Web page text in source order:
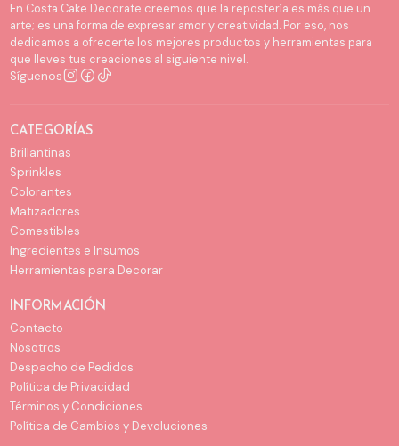
En Costa Cake Decorate creemos que la repostería es más que un
arte; es una forma de expresar amor y creatividad. Por eso, nos
dedicamos a ofrecerte los mejores productos y herramientas para
que lleves tus creaciones al siguiente nivel.
Síguenos
CATEGORÍAS
Brillantinas
Sprinkles
Colorantes
Matizadores
Comestibles
Ingredientes e Insumos
Herramientas para Decorar
INFORMACIÓN
Contacto
Nosotros
Despacho de Pedidos
Política de Privacidad
Términos y Condiciones
Política de Cambios y Devoluciones